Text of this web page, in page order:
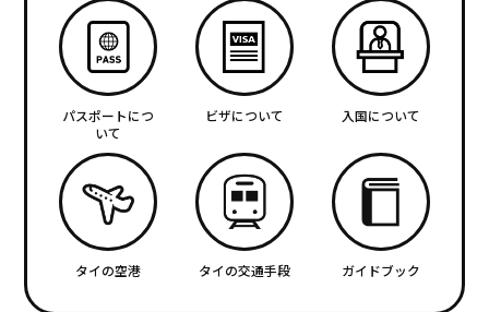
パスポートにつ
いて
ビザについて 入国について
タイの空港 タイの交通手段 ガイドブック